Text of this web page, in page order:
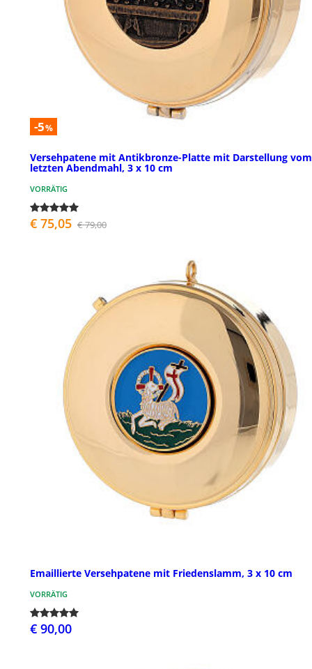
-5%
Versehpatene mit Antikbronze-Platte mit Darstellung vom
letzten Abendmahl, 3 x 10 cm
VORRÄTIG
€ 75,05 € 79,00
Emaillierte Versehpatene mit Friedenslamm, 3 x 10 cm
VORRÄTIG
€ 90,00